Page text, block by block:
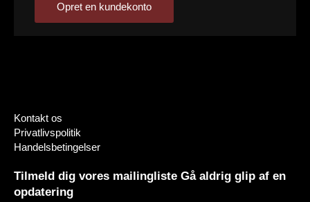
Opret en kundekonto
Kontakt os
Privatlivspolitik
Handelsbetingelser
Tilmeld dig vores mailingliste Gå aldrig glip af en
opdatering